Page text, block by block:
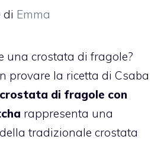
di Emma
una crostata di fragole?
provare la ricetta di Csaba
crostata di fragole con
rappresenta una
tradizionale crostata